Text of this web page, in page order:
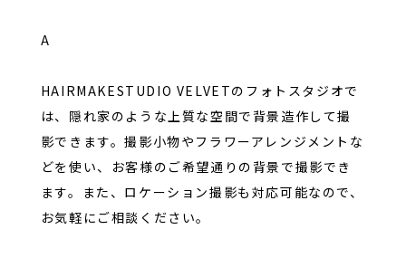
A
HAIRMAKESTUDIO VELVETのフォトスタジオで
は、隠れ家のような上質な空間で背景造作して撮
影できます。撮影小物やフラワーアレンジメントな
どを使い、お客様のご希望通りの背景で撮影でき
ます。また、ロケーション撮影も対応可能なので、
お気軽にご相談ください。